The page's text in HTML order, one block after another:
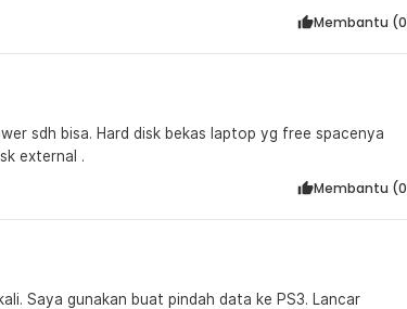
Membantu (0
sdh bisa. Hard disk bekas laptop yg free spacenya
external .
Membantu (0
Saya gunakan buat pindah data ke PS3. Lancar